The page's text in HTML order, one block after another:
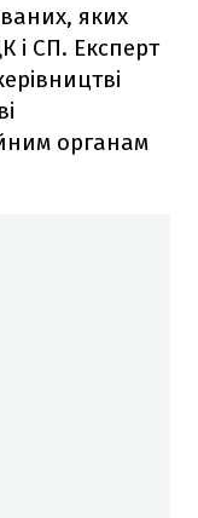
яких
і СП. Експерт
органам